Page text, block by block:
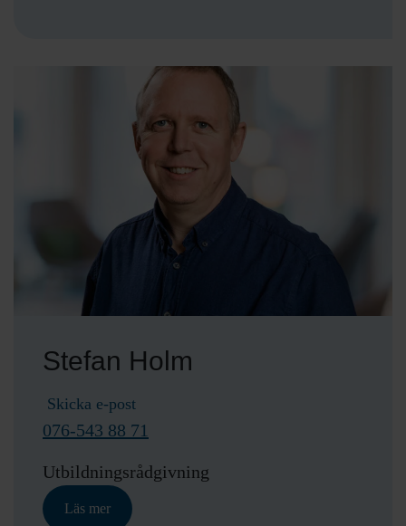
Stefan Holm
Skicka e-post
076-543 88 71
Utbildningsrådgivning
Läs mer